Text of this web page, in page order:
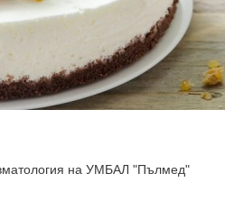
на УМБАЛ "Пълмед"